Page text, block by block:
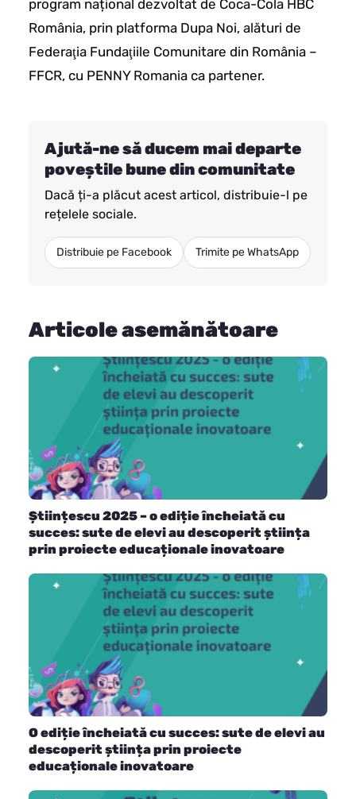
program național dezvoltat de Coca-Cola HBC
România, prin platforma Dupa Noi, alături de
Federaţia Fundaţiile Comunitare din România –
FFCR, cu PENNY Romania ca partener.
Ajută-ne să ducem mai departe
poveștile bune din comunitate
Dacă ți-a plăcut acest articol, distribuie-l pe
rețelele sociale.
Distribuie pe Facebook Trimite pe WhatsApp
Articole asemănătoare
Științescu 2025 – o ediție încheiată cu
succes: sute de elevi au descoperit știința
prin proiecte educaționale inovatoare
O ediție încheiată cu succes: sute de elevi au
descoperit știința prin proiecte
educaționale inovatoare